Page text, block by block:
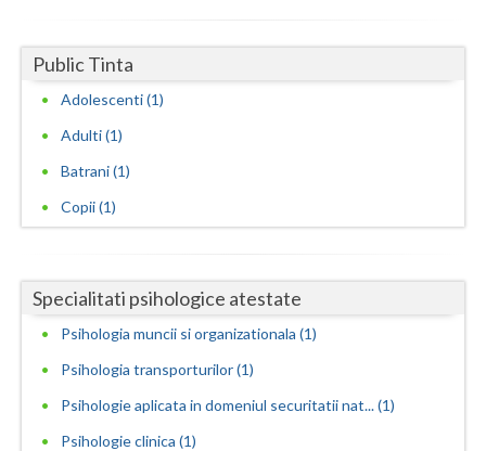
Satu-Mare
Suceava
Teleorman
Tulcea
Valcea
Vaslui
Public Tinta
Adolescenti (1)
Adulti (1)
Batrani (1)
Copii (1)
Specialitati psihologice atestate
Psihologia muncii si organizationala (1)
Psihologia transporturilor (1)
Psihologie aplicata in domeniul securitatii nat... (1)
Psihologie clinica (1)